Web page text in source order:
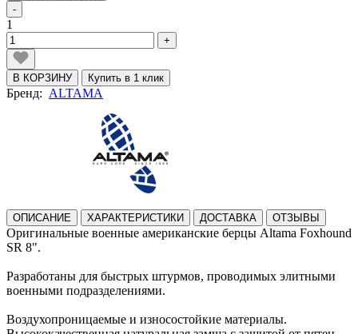
-
1
+
В КОРЗИНУ Купить в 1 клик
Бренд: ALTAMA
ОПИСАНИЕ ХАРАКТЕРИСТИКИ ДОСТАВКА ОТЗЫВЫ
Оригинальные военные американские берцы Altama Foxhound
SR 8".
Разработаны для быстрых штурмов, проводимых элитными
военными подразделениями.
Воздухопроницаемые и износостойкие материалы.